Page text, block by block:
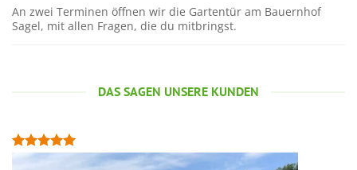
An zwei Terminen öffnen wir die Gartentür am Bauernhof
Sagel, mit allen Fragen, die du mitbringst.
DAS SAGEN UNSERE KUNDEN